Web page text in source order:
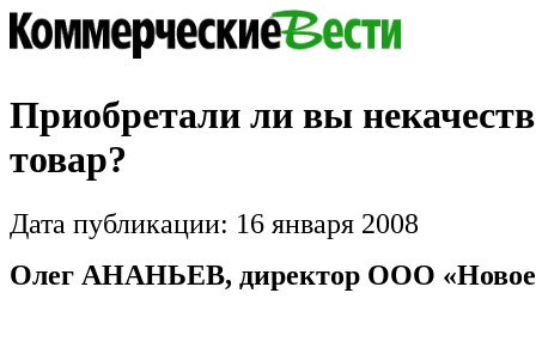
Приобретали ли вы
товар?
Дата публикации: 16 января 2008
Олег АНАНЬЕВ, директор ООО «Новое